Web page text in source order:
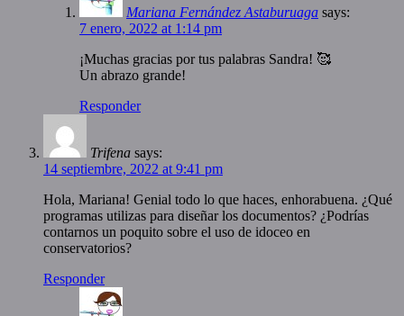
Mariana Fernández Astaburuaga says:
7 enero, 2022 at 1:14 pm
¡Muchas gracias por tus palabras Sandra! 🥰
Un abrazo grande!
Responder
Trifena says:
14 septiembre, 2022 at 9:41 pm
Hola, Mariana! Genial todo lo que haces, enhorabuena. ¿Qué
programas utilizas para diseñar los documentos? ¿Podrías
contarnos un poquito sobre el uso de idoceo en
conservatorios?
Responder